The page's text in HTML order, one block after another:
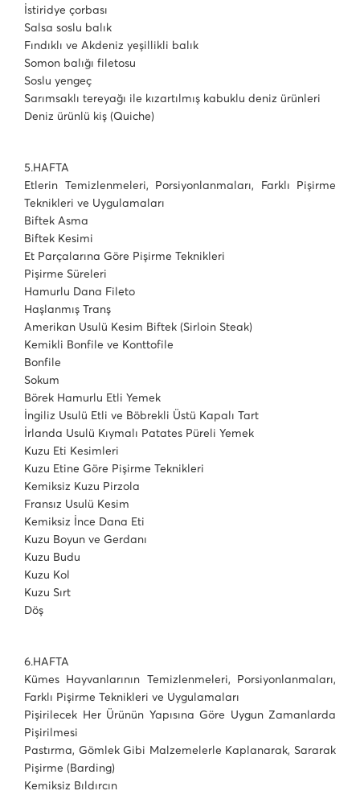
İstiridye çorbası
Salsa soslu balık
Fındıklı ve Akdeniz yeşillikli balık
Somon balığı filetosu
Soslu yengeç
Sarımsaklı tereyağı ile kızartılmış kabuklu deniz ürünleri
Deniz ürünlü kiş (Quiche)
5.HAFTA
Etlerin Temizlenmeleri, Porsiyonlanmaları, Farklı Pişirme
Teknikleri ve Uygulamaları
Biftek Asma
Biftek Kesimi
Et Parçalarına Göre Pişirme Teknikleri
Pişirme Süreleri
Hamurlu Dana Fileto
Haşlanmış Tranş
Amerikan Usulü Kesim Biftek (Sirloin Steak)
Kemikli Bonfile ve Konttofile
Bonfile
Sokum
Börek Hamurlu Etli Yemek
İngiliz Usulü Etli ve Böbrekli Üstü Kapalı Tart
İrlanda Usulü Kıymalı Patates Püreli Yemek
Kuzu Eti Kesimleri
Kuzu Etine Göre Pişirme Teknikleri
Kemiksiz Kuzu Pirzola
Fransız Usulü Kesim
Kemiksiz İnce Dana Eti
Kuzu Boyun ve Gerdanı
Kuzu Budu
Kuzu Kol
Kuzu Sırt
Döş
6.HAFTA
Kümes Hayvanlarının Temizlenmeleri, Porsiyonlanmaları,
Farklı Pişirme Teknikleri ve Uygulamaları
Pişirilecek Her Ürünün Yapısına Göre Uygun Zamanlarda
Pişirilmesi
Pastırma, Gömlek Gibi Malzemelerle Kaplanarak, Sararak
Pişirme (Barding)
Kemiksiz Bıldırcın